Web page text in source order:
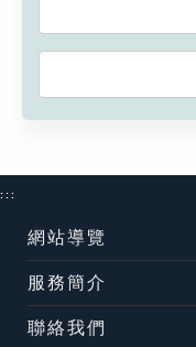
:::
網站導覽
服務簡介
聯絡我們